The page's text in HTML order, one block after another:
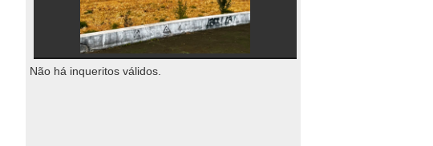
Não há inqueritos válidos.